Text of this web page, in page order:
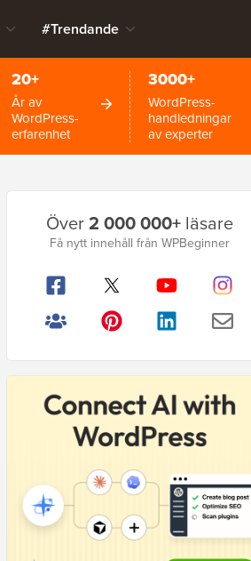
#Trendande
20+
År av
WordPress-
erfarenhet
3000+
WordPress-
handledningar
av experter
Primär
sidofält
Över2 000 000+läsare
Få nytt innehåll från WPBeginner